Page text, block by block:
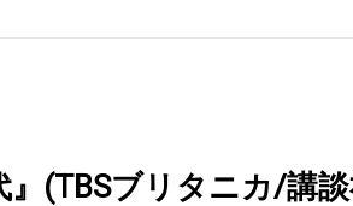
(TBSブリタニカ/講